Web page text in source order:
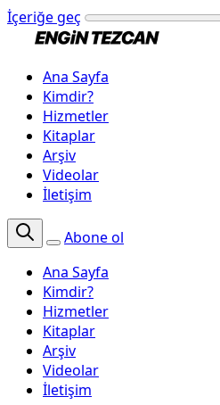
İçeriğe geç
Ana Sayfa
Kimdir?
Hizmetler
Kitaplar
Arşiv
Videolar
İletişim
Abone ol
Ana Sayfa
Kimdir?
Hizmetler
Kitaplar
Arşiv
Videolar
İletişim